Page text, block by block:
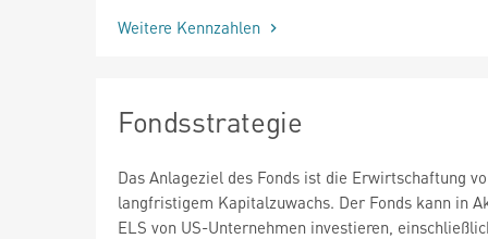
Weitere Kennzahlen
Fondsstrategie
Das Anlageziel des Fonds ist die Erwirtschaftung
langfristigem Kapitalzuwachs. Der Fonds kann in
ELS von US-Unternehmen investieren,